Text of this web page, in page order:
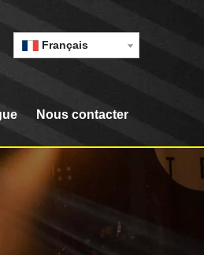
Français
Nous contacter